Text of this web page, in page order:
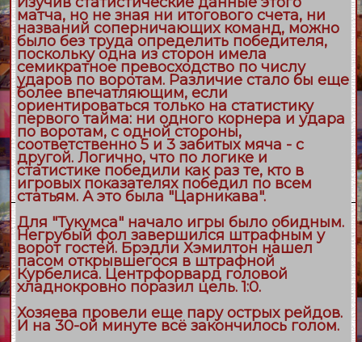
матча, но не зная ни итогового счета, ни
названий соперничающих команд, можно
было без труда определить победителя,
поскольку одна из сторон имела
семикратное превосходство по числу
ударов по воротам. Различие стало бы еще
более впечатляющим, если
ориентироваться только на статистику
первого тайма: ни одного корнера и удара
по воротам, с одной стороны,
соответственно 5 и 3 забитых мяча - с
другой. Логично, что по логике и
статистике победили как раз те, кто в
игровых показателях победил по всем
статьям. А это была "Царникава".
Для "Тукумса" начало игры было обидным.
Негрубый фол завершился штрафным у
ворот гостей. Брэдли Хэмилтон нашел
пасом открывшегося в штрафной
Курбелиса. Центрфорвард головой
хладнокровно поразил цель. 1:0.
Хозяева провели еще пару острых рейдов.
И на 30-ой минуте всё закончилось голом.